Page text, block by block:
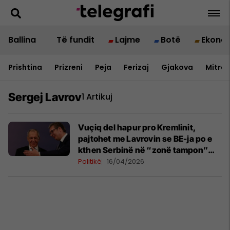
Ballina Të fundit Lajme Botë
Prishtina Prizreni Peja Ferizaj Gjakova
Sergej Lavrov1 Artikuj
Vuçiq del hapur pro Kremlinit,
pajtohet me Lavrovin se BE-ja po e
kthen Serbinë në “zonë tampon”
kundër Rusisë
Politikë 16/04/2026